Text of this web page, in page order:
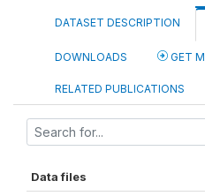
DATASET DESCRIPTION
DOWNLOADS GET
RELATED PUBLICATIONS
Data files